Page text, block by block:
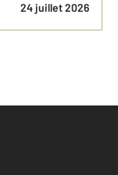
24 juillet 2026